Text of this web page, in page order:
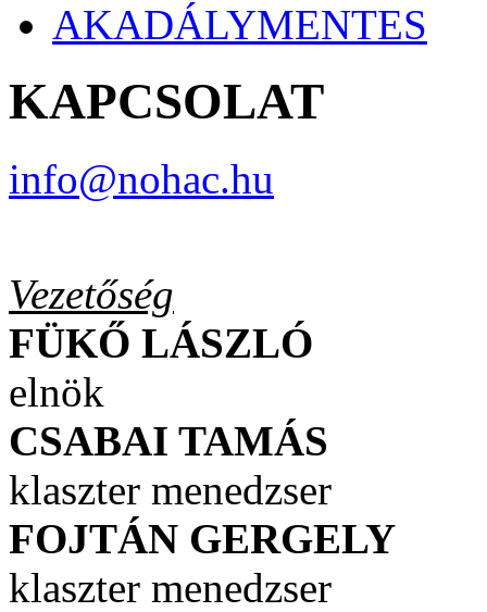
AKADÁLYMENTES
KAPCSOLAT
info@nohac.hu
Vezetőség
FÜKŐ LÁSZLÓ
elnök
CSABAI TAMÁS
klaszter menedzser
FOJTÁN GERGELY
klaszter menedzser